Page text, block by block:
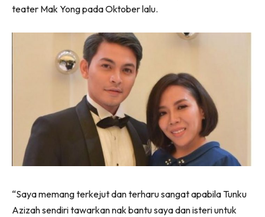
teater Mak Yong pada Oktober lalu.
“Saya memang terkejut dan terharu sangat apabila Tunku
Azizah sendiri tawarkan nak bantu saya dan isteri untuk